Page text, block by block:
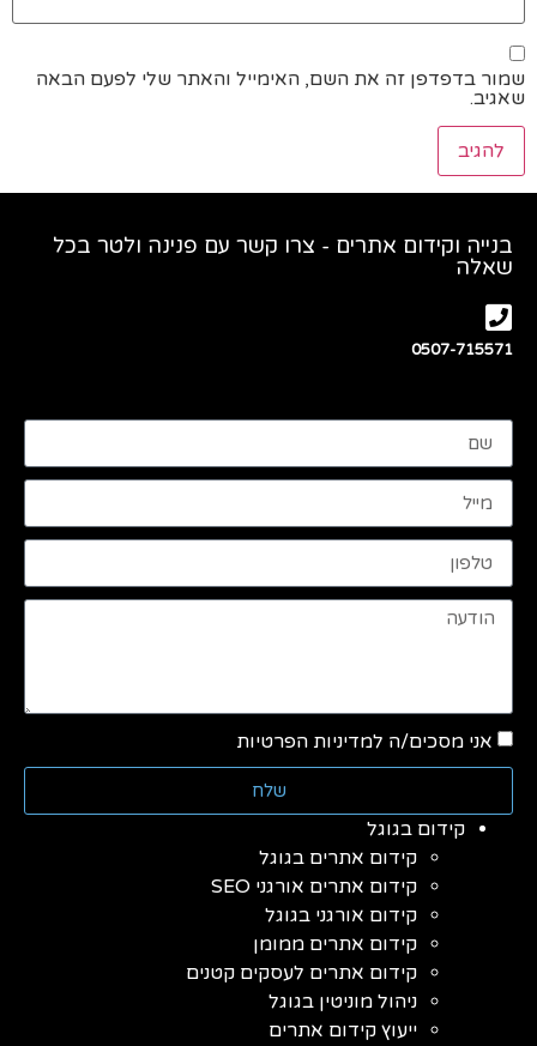
שמור בדפדפן זה את השם, האימייל והאתר שלי לפעם הבאה
שאגיב.
בנייה וקידום אתרים - צרו קשר עם פנינה ולטר בכל
שאלה
0507-715571
אני מסכים/ה למדיניות הפרטיות
שלח
קידום בגוגל
קידום אתרים בגוגל
קידום אתרים אורגני SEO
קידום אורגני בגוגל
קידום אתרים ממומן
קידום אתרים לעסקים קטנים
ניהול מוניטין בגוגל
ייעוץ קידום אתרים